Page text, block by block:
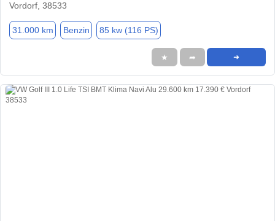
Vordorf, 38533
31.000 km Benzin 85 kw (116 PS)
★ ➦ ➜